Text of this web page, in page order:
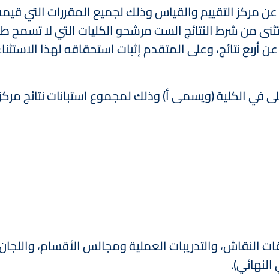
عن مركز التقييم والقياس وذلك لجميع المقررات التي
من شرط النتائج الست مرشحو الكليات التي لا تسمح
نتائج، وعلى المتقدم إثبات استحقاقه لهذا
الكلية (ويسمى أ) وذلك لمجموع استبانات نتائج
النقاش، والتدريبات العملية ومجالس الأقسام،